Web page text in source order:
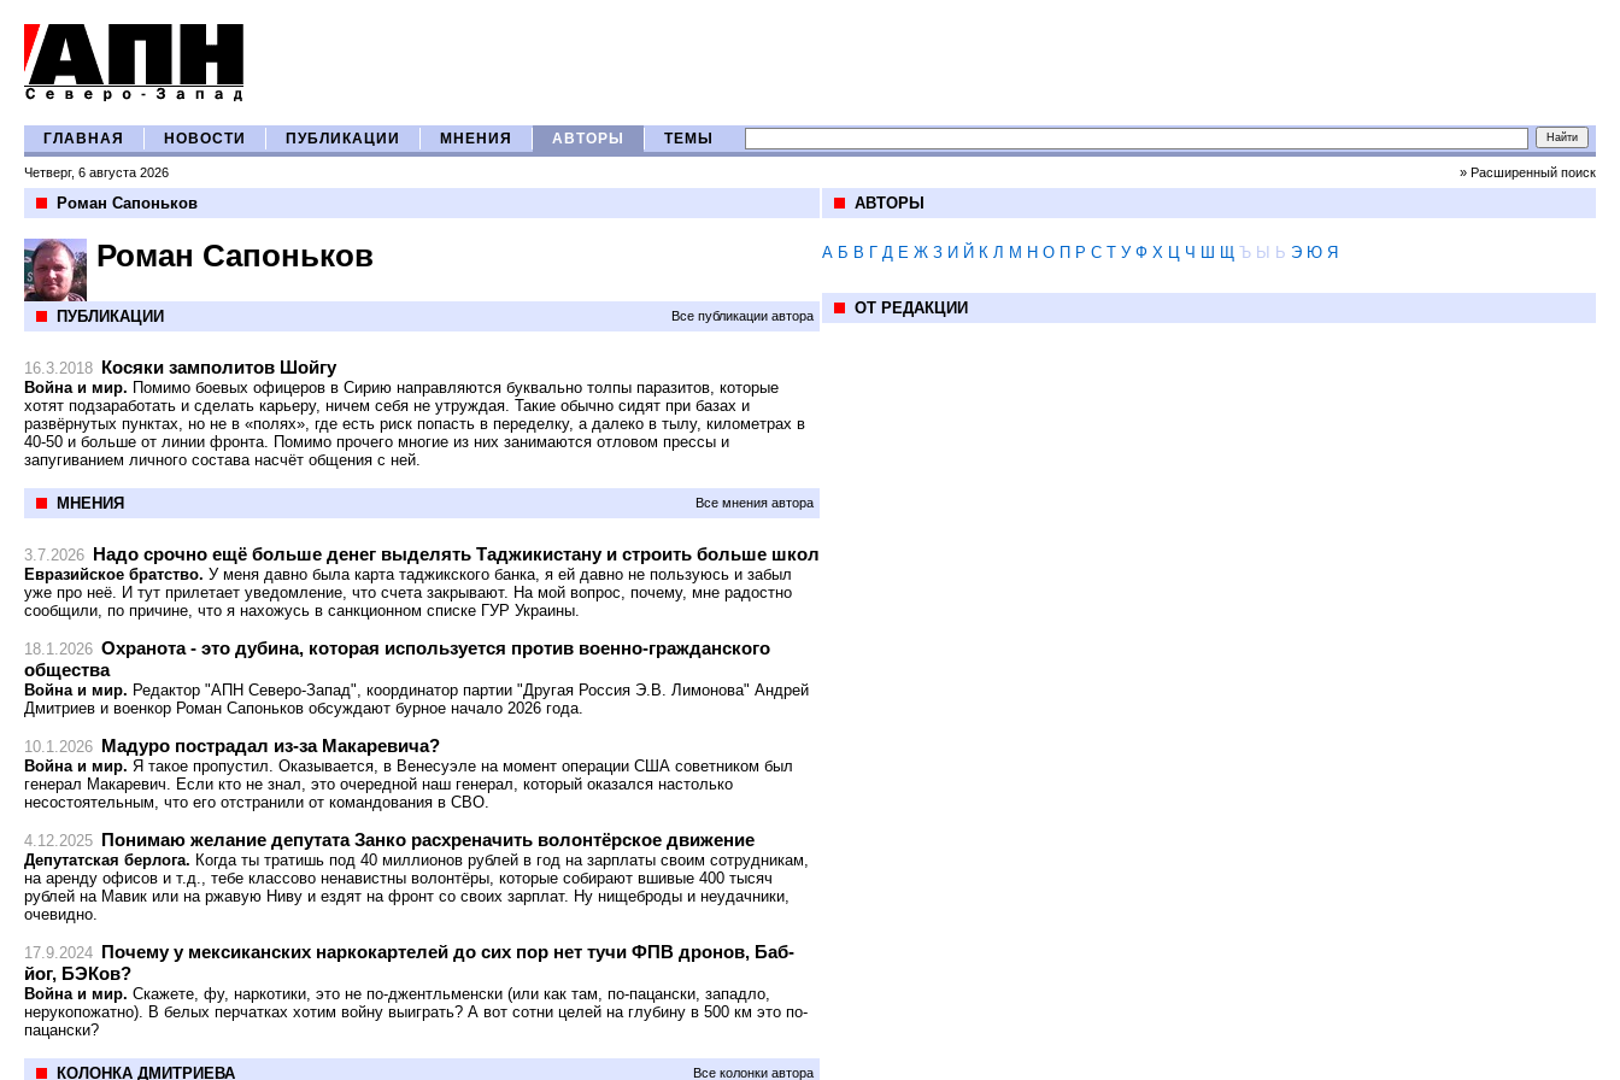
ГЛАВНАЯ НОВОСТИ ПУБЛИКАЦИИ МНЕНИЯ АВТОРЫ ТЕМЫ
Четверг, 6 августа 2026 » Расширенный поиск
Роман Сапоньков
Роман Сапоньков
ПУБЛИКАЦИИ Все публикации автора
16.3.2018 Косяки замполитов Шойгу
Война и мир. Помимо боевых офицеров в Сирию направляются буквально толпы паразитов, которые
хотят подзаработать и сделать карьеру, ничем себя не утруждая. Такие обычно сидят при базах и
развёрнутых пунктах, но не в «полях», где есть риск попасть в переделку, а далеко в тылу, километрах в
40-50 и больше от линии фронта. Помимо прочего многие из них занимаются отловом прессы и
запугиванием личного состава насчёт общения с ней.
МНЕНИЯ Все мнения автора
3.7.2026 Надо срочно ещё больше денег выделять Таджикистану и строить больше школ
Евразийское братство. У меня давно была карта таджикского банка, я ей давно не пользуюсь и забыл
уже про неё. И тут прилетает уведомление, что счета закрывают. На мой вопрос, почему, мне радостно
сообщили, по причине, что я нахожусь в санкционном списке ГУР Украины.
18.1.2026 Охранота - это дубина, которая используется против военно-гражданского
общества
Война и мир. Редактор "АПН Северо-Запад", координатор партии "Другая Россия Э.В. Лимонова" Андрей
Дмитриев и военкор Роман Сапоньков обсуждают бурное начало 2026 года.
10.1.2026 Мадуро пострадал из-за Макаревича?
Война и мир. Я такое пропустил. Оказывается, в Венесуэле на момент операции США советником был
генерал Макаревич. Если кто не знал, это очередной наш генерал, который оказался настолько
несостоятельным, что его отстранили от командования в СВО.
4.12.2025 Понимаю желание депутата Занко расхреначить волонтёрское движение
Депутатская берлога. Когда ты тратишь под 40 миллионов рублей в год на зарплаты своим сотрудникам,
на аренду офисов и т.д., тебе классово ненавистны волонтёры, которые собирают вшивые 400 тысяч
рублей на Мавик или на ржавую Ниву и ездят на фронт со своих зарплат. Ну нищеброды и неудачники,
очевидно.
17.9.2024 Почему у мексиканских наркокартелей до сих пор нет тучи ФПВ дронов, Баб-
йог, БЭКов?
Война и мир. Скажете, фу, наркотики, это не по-джентльменски (или как там, по-пацански, западло,
нерукопожатно). В белых перчатках хотим войну выиграть? А вот сотни целей на глубину в 500 км это по-
пацански?
КОЛОНКА ДМИТРИЕВА Все колонки автора
АВТОРЫ
А Б В Г Д Е Ж З И Й К Л М Н О П Р С Т У Ф Х Ц Ч Ш Щ Ъ Ы Ь Э Ю Я
ОТ РЕДАКЦИИ